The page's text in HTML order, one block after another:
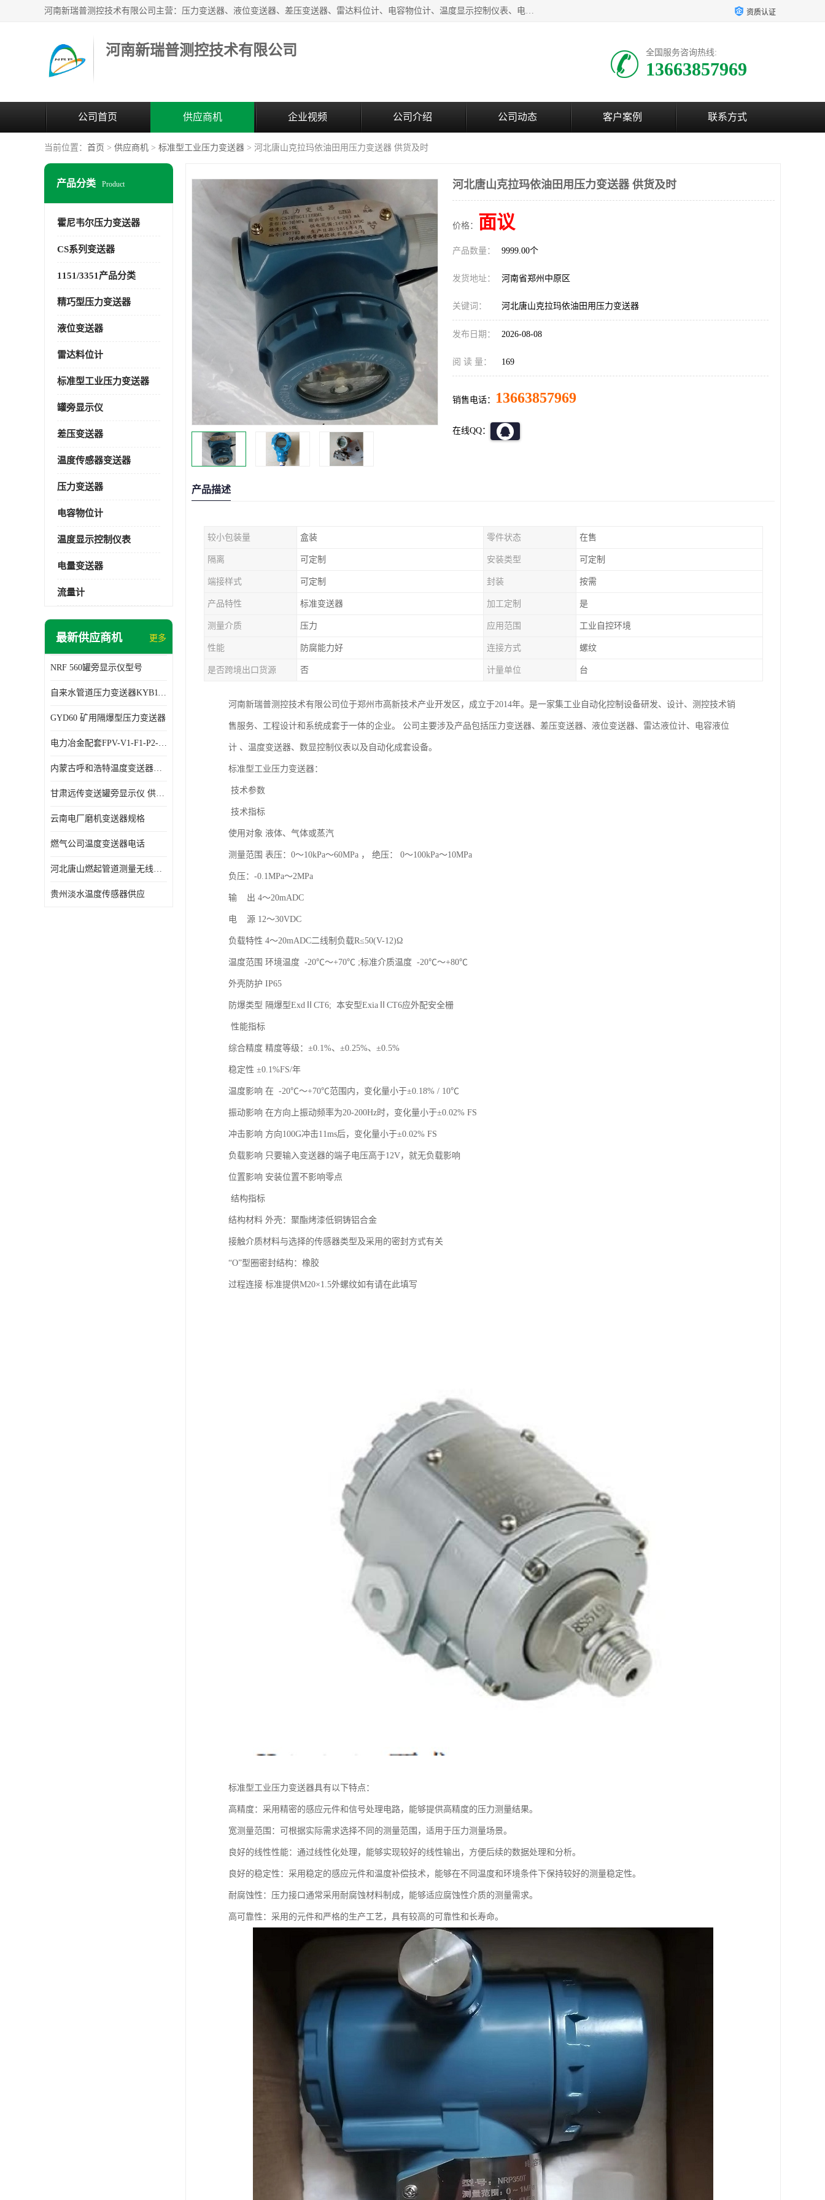
河南新瑞普测控技术有限公司主营：压力变送器、液位变送器、差压变送器、雷达料位计、电容物位计、温度显示控制仪表、电量变送器、流量计、工业自动化系统成套设备。 资质认证
河南新瑞普测控技术有限公司 全国服务咨询热线:
13663857969
公司首页 供应商机 企业视频 公司介绍 公司动态 客户案例 联系方式
当前位置： 首页 > 供应商机 > 标准型工业压力变送器 > 河北唐山克拉玛依油田用压力变送器 供货及时
产品分类 Product
霍尼韦尔压力变送器
CS系列变送器
1151/3351产品分类
精巧型压力变送器
液位变送器
雷达料位计
标准型工业压力变送器
罐旁显示仪
差压变送器
温度传感器变送器
压力变送器
电容物位计
温度显示控制仪表
电量变送器
流量计
最新供应商机 更多
NRF 560罐旁显示仪型号
自来水管道压力变送器KYB11G03M2型号 使用方便
GYD60 矿用隔爆型压力变送器
电力冶金配套FPV-V1-F1-P2-03电压变送器
内蒙古呼和浩特温度变送器配套罐旁显示仪供应 性能稳定
甘肃远传变送罐旁显示仪 供应及时
云南电厂磨机变送器规格
燃气公司温度变送器电话
河北唐山燃起管道测量无线压力变送器型号 性能稳定
贵州淡水温度传感器供应
河北唐山克拉玛依油田用压力变送器 供货及时
价格： 面议
产品数量： 9999.00个
发货地址： 河南省郑州中原区
关键词： 河北唐山克拉玛依油田用压力变送器
发布日期： 2026-08-08
阅 读 量： 169
销售电话： 13663857969
在线QQ：
产品描述
较小包装量 盒装 零件状态 在售
隔离 可定制 安装类型 可定制
端接样式 可定制 封装 按需
产品特性 标准变送器 加工定制 是
测量介质 压力 应用范围 工业自控环境
性能 防腐能力好 连接方式 螺纹
是否跨境出口货源 否 计量单位 台
河南新瑞普测控技术有限公司位于郑州市高新技术产业开发区，成立于2014年。是一家集工业自动化控制设备研发、设计、测控技术销
售服务、工程设计和系统成套于一体的企业。 公司主要涉及产品包括压力变送器、差压变送器、液位变送器、雷达液位计、电容液位
计 、温度变送器、数显控制仪表以及自动化成套设备。
标准型工业压力变送器：
技术参数
技术指标
使用对象 液体、气体或蒸汽
测量范围 表压：0～10kPa～60MPa ， 绝压： 0～100kPa～10MPa
负压：-0.1MPa～2MPa
输 出 4～20mADC
电 源 12～30VDC
负载特性 4～20mADC二线制负载R≤50(V-12)Ω
温度范围 环境温度 -20℃～+70℃ ;标准介质温度 -20℃～+80℃
外壳防护 IP65
防爆类型 隔爆型ExdⅡCT6; 本安型ExiaⅡCT6应外配安全栅
性能指标
综合精度 精度等级：±0.1%、±0.25%、±0.5%
稳定性 ±0.1%FS/年
温度影响 在 -20℃～+70℃范围内，变化量小于±0.18% / 10℃
振动影响 在方向上振动频率为20-200Hz时，变化量小于±0.02% FS
冲击影响 方向100G冲击11ms后，变化量小于±0.02% FS
负载影响 只要输入变送器的端子电压高于12V，就无负载影响
位置影响 安装位置不影响零点
结构指标
结构材料 外壳：聚酯烤漆低铜铸铝合金
接触介质材料与选择的传感器类型及采用的密封方式有关
“O”型圈密封结构：橡胶
过程连接 标准提供M20×1.5外螺纹如有请在此填写
标准型工业压力变送器具有以下特点：
高精度：采用精密的感应元件和信号处理电路，能够提供高精度的压力测量结果。
宽测量范围：可根据实际需求选择不同的测量范围，适用于压力测量场景。
良好的线性性能：通过线性化处理，能够实现较好的线性输出，方便后续的数据处理和分析。
良好的稳定性：采用稳定的感应元件和温度补偿技术，能够在不同温度和环境条件下保持较好的测量稳定性。
耐腐蚀性：压力接口通常采用耐腐蚀材料制成，能够适应腐蚀性介质的测量需求。
高可靠性：采用的元件和严格的生产工艺，具有较高的可靠性和长寿命。